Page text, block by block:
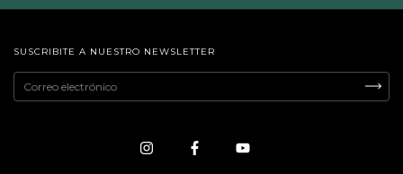
SUSCRIBITE A NUESTRO NEWSLETTER